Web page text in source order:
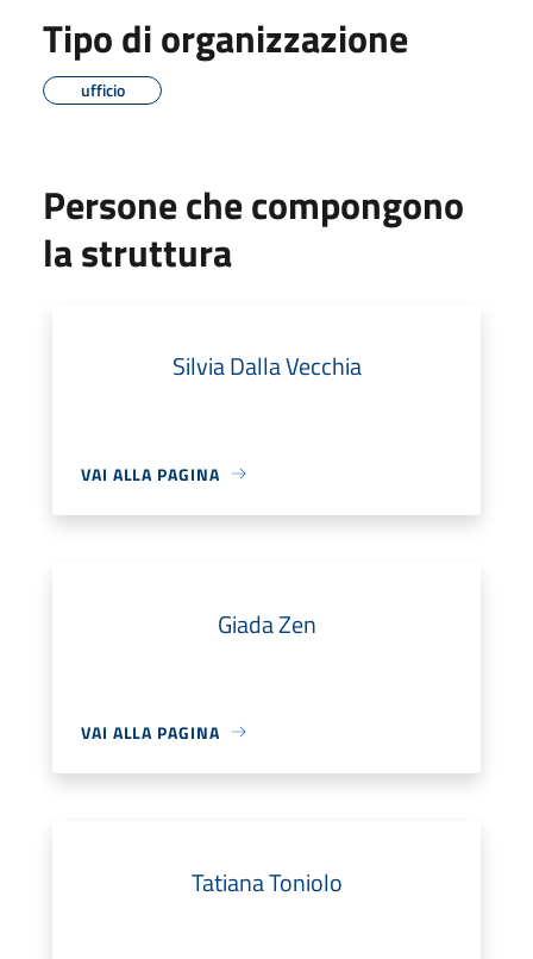
Tipo di organizzazione
ufficio
Persone che compongono
la struttura
Silvia Dalla Vecchia
VAI ALLA PAGINA
Giada Zen
VAI ALLA PAGINA
Tatiana Toniolo